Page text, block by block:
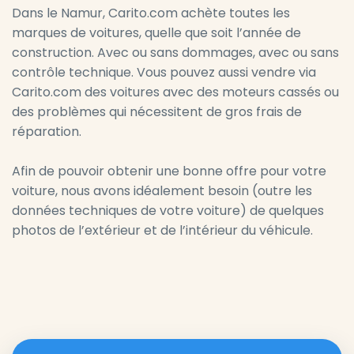
Dans le Namur, Carito.com achète toutes les
marques de voitures, quelle que soit l’année de
construction. Avec ou sans dommages, avec ou sans
contrôle technique. Vous pouvez aussi vendre via
Carito.com des voitures avec des moteurs cassés ou
des problèmes qui nécessitent de gros frais de
réparation.
Afin de pouvoir obtenir une bonne offre pour votre
voiture, nous avons idéalement besoin (outre les
données techniques de votre voiture) de quelques
photos de l’extérieur et de l’intérieur du véhicule.